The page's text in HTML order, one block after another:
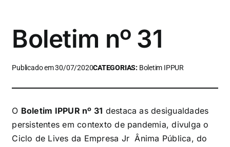
Boletim nº 31
Publicado em 30/07/2020CATEGORIAS: Boletim IPPUR
O Boletim IPPUR nº 31 destaca as desigualdades
persistentes em contexto de pandemia, divulga o
Ciclo de Lives da Empresa Jr Ânima Pública, do